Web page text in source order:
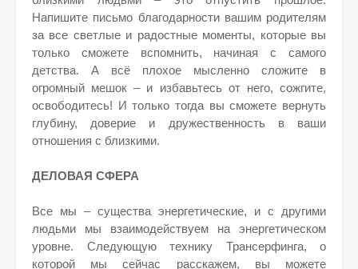
Напишите письмо благодарности вашим родителям
за все светлые и радостные моменты, которые вы
только сможете вспомнить, начиная с самого
детства. А всё плохое мысленно сложите в
огромный мешок – и избавьтесь от него, сожгите,
освободитесь! И только тогда вы сможете вернуть
глубину, доверие и дружественность в ваши
отношения с близкими.
ДЕЛОВАЯ СФЕРА
Все мы – существа энергетические, и с другими
людьми мы взаимодействуем на энергетическом
уровне. Следующую технику Трансерфинга, о
которой мы сейчас расскажем, вы можете